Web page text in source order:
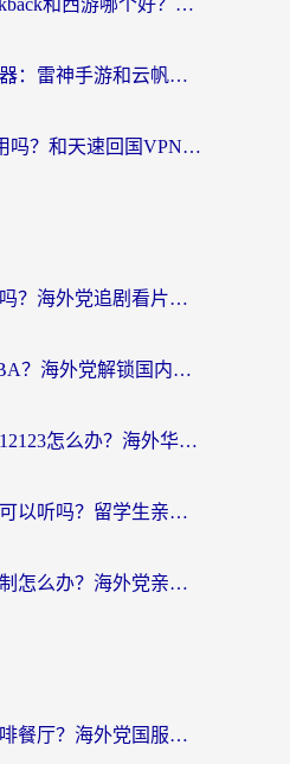
海外党选回国加速器：雷神手游和云帆哪个好？附3组对比+避坑指南
Quickback VPN好用吗？和天速回国VPN对比哪个回国效果更好？海外党必看的真实体验指南
西瓜视频海外能看吗？海外党追剧看片的终极解决方案来了
在香港用什么看NBA？海外党解锁国内体育直播的终极攻略
在国外打不开交管12123怎么办？海外华人必看的回国加速全攻略
网易云音乐在海外可以听吗？留学生亲测有效的回国加速方案
优酷在香港版权限制怎么办？海外党亲测有效的追剧加速方案
丹麦怎么玩奇妙咖啡餐厅？海外党国服游戏加速全攻略（附灌篮高手元气骑士实测）